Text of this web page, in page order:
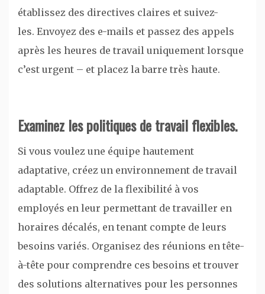
établissez des directives claires et suivez-
les. Envoyez des e-mails et passez des appels
après les heures de travail uniquement lorsque
c’est urgent – et placez la barre très haute.
Examinez les politiques de travail flexibles.
Si vous voulez une équipe hautement
adaptative, créez un environnement de travail
adaptable. Offrez de la flexibilité à vos
employés en leur permettant de travailler en
horaires décalés, en tenant compte de leurs
besoins variés. Organisez des réunions en tête-
à-tête pour comprendre ces besoins et trouver
des solutions alternatives pour les personnes